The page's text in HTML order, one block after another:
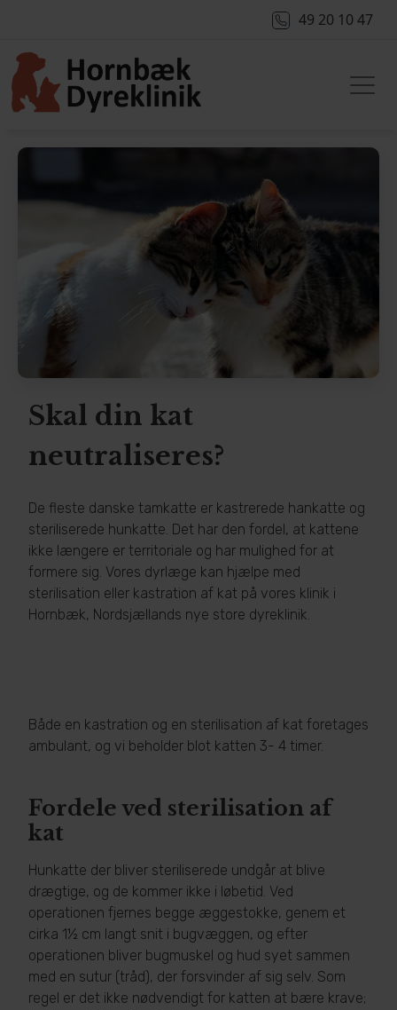
49 20 10 47
Skal din kat
neutraliseres?
De fleste danske tamkatte er kastrerede hankatte og
steriliserede hunkatte. Det har den fordel, at kattene
ikke længere er territoriale og har mulighed for at
formere sig. Vores dyrlæge kan hjælpe med
sterilisation eller kastration af kat på vores klinik i
Hornbæk, Nordsjællands nye store dyreklinik.
Både en kastration og en sterilisation af kat foretages
ambulant, og vi beholder blot katten 3- 4 timer.
Fordele ved sterilisation af
kat​
Hunkatte der bliver steriliserede undgår at blive
drægtige, og de kommer ikke i løbetid. Ved
operationen fjernes begge æggestokke, genem et
cirka 1½ cm langt snit i bugvæggen, og efter
operationen bliver bugmuskel og hud syet sammen
med en sutur (tråd), der forsvinder af sig selv. Som
regel er det ikke nødvendigt for katten at bære krave;